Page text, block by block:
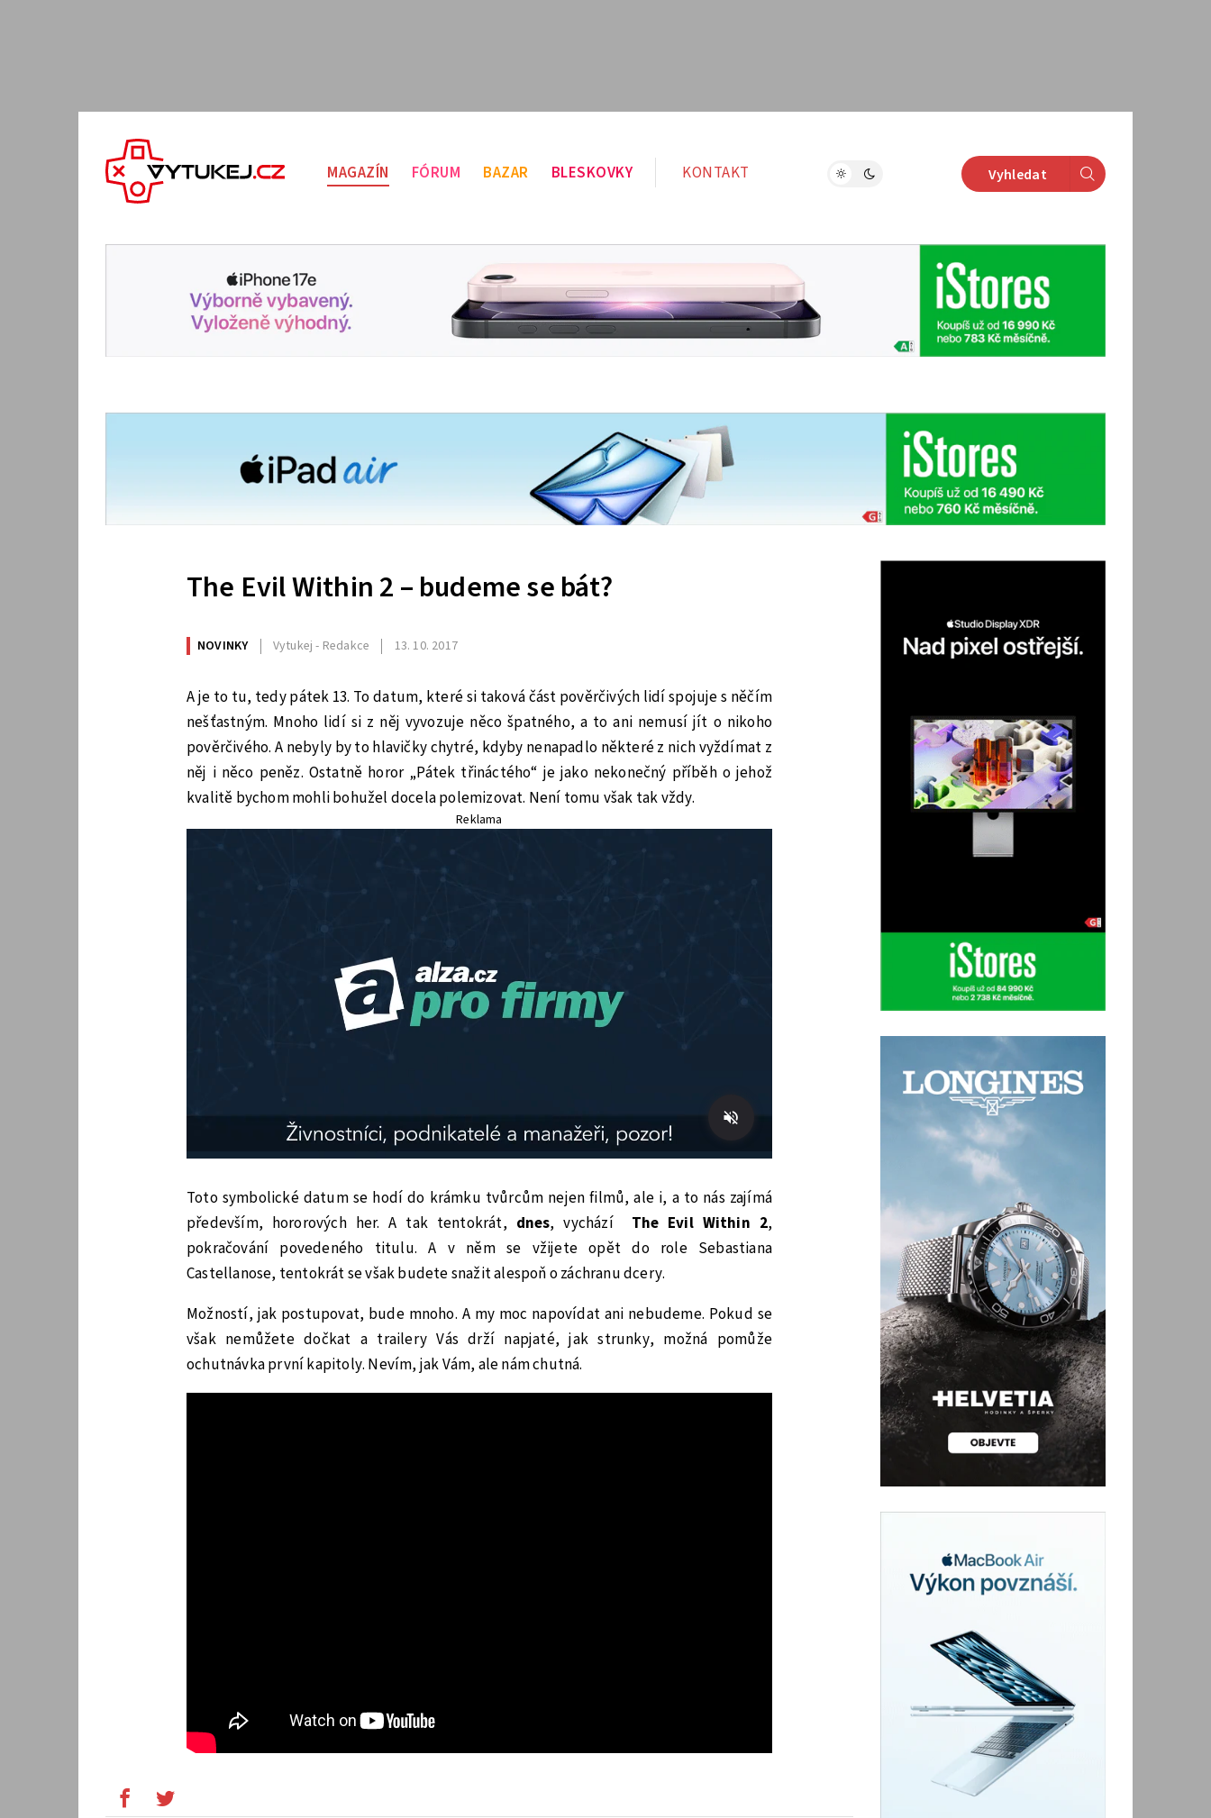
MAGAZÍN FÓRUM BAZAR BLESKOVKY KONTAKT Vyhledat
The Evil Within 2 – budeme se bát?
NOVINKY Vytukej - Redakce 13. 10. 2017
A je to tu, tedy pátek 13. To datum, které si taková část pověrčivých lidí spojuje s něčím
nešťastným. Mnoho lidí si z něj vyvozuje něco špatného, a to ani nemusí jít o nikoho
pověrčivého. A nebyly by to hlavičky chytré, kdyby nenapadlo některé z nich vyždímat z
něj i něco peněz. Ostatně horor „Pátek třináctého“ je jako nekonečný příběh o jehož
kvalitě bychom mohli bohužel docela polemizovat. Není tomu však tak vždy.
Reklama
Toto symbolické datum se hodí do krámku tvůrcům nejen filmů, ale i, a to nás zajímá
především, hororových her. A tak tentokrát, dnes, vychází The Evil Within 2,
pokračování povedeného titulu. A v něm se vžijete opět do role Sebastiana
Castellanose, tentokrát se však budete snažit alespoň o záchranu dcery.
Možností, jak postupovat, bude mnoho. A my moc napovídat ani nebudeme. Pokud se
však nemůžete dočkat a trailery Vás drží napjaté, jak strunky, možná pomůže
ochutnávka první kapitoly. Nevím, jak Vám, ale nám chutná.